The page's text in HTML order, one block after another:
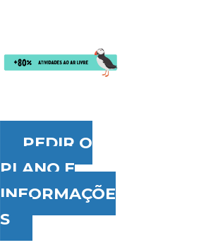
PEDIR O
PLANO E
INFORMAÇÕE
S